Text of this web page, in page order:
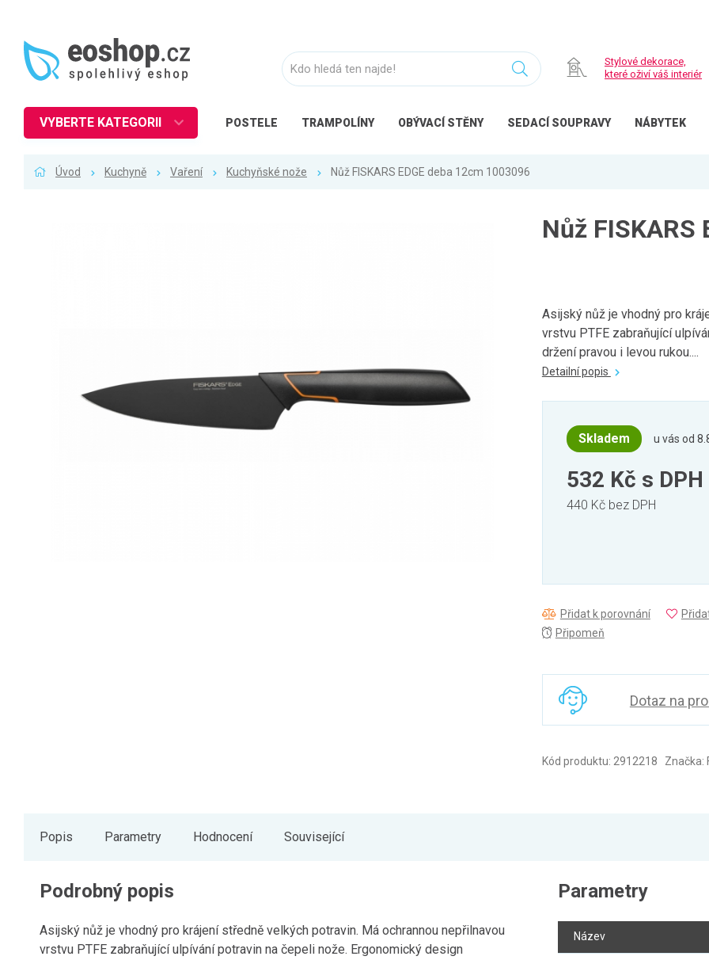
Stylové dekorace,
které oživí váš interiér
POSTELE TRAMPOLÍNY OBÝVACÍ STĚNY SEDACÍ SOUPRAVY NÁBYTEK
VYBERTE KATEGORII
Balkon a terasa
Úvod Kuchyně Vaření Kuchyňské nože Nůž FISKARS EDGE deba 12cm 1003096
Nůž FISKARS
Asijský nůž je vhodný pro
vrstvu PTFE zabraňující
držení pravou i levou rukou....
Detailní popis
Skladem u vás od
532 Kč s DPH
440 Kč bez DPH
Přidat k porovnání
Připomeň
Dotaz na
Kód produktu: 2912218 Značka:
Popis Parametry Hodnocení Související
Podrobný popis
Asijský nůž je vhodný pro krájení středně velkých potravin. Má ochrannou nepřilnavou
vrstvu PTFE zabraňující ulpívání potravin na čepeli nože. Ergonomický design
Parametry
Název